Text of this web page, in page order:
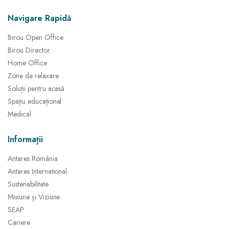
Navigare Rapidă
Birou Open Office
Birou Director
Home Office
Zone de relaxare
Soluții pentru acasă
Spațiu educațional
Medical
Informații
Antares România
Antares International
Sustenabilitate
Misiune și Viziune
SEAP
Cariere